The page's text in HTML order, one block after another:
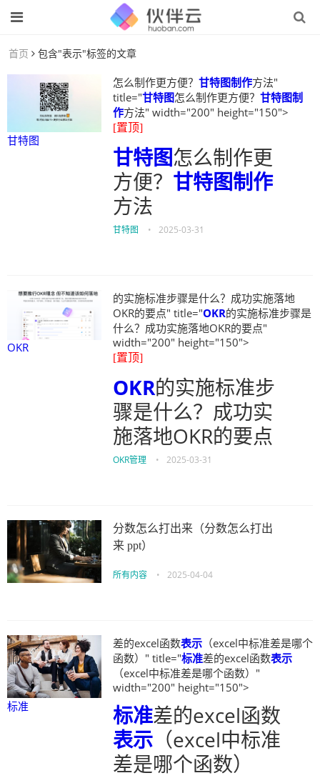
首页 包含"表示"标签的文章
甘特图
怎么制作更方便？ 甘特图制作方法"
title="甘特图怎么制作更方便？ 甘特图制
作方法" width="200" height="150">
[置顶]
甘特图怎么制作更
方便？ 甘特图制作
方法
甘特图 • 2025-03-31
OKR
的实施标准步骤是什么？成功实施落地
OKR的要点" title="OKR的实施标准步骤是
什么？成功实施落地OKR的要点"
width="200" height="150">
[置顶]
OKR的实施标准步
骤是什么？成功实
施落地OKR的要点
OKR管理 • 2025-03-31
分数怎么打出来（分数怎么打出
来 ppt）
所有内容 • 2025-04-04
标准
差的excel函数表示 （excel中标准差是哪个
函数）" title="标准差的excel函数表示
（excel中标准差是哪个函数）"
width="200" height="150">
标准差的excel函数
表示 （excel中标准
差是哪个函数）